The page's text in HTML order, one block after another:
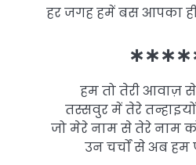
हर जगह हमें बस आपका
हम तो तेरी आवाज़
तस्सवुर में तेरे
जो मेरे नाम से तेरे नाम
उन चर्चों से अब हम